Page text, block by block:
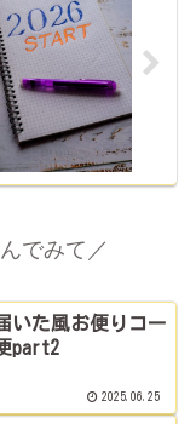
でみて／
いた風お便りコー
part2
2025.06.25